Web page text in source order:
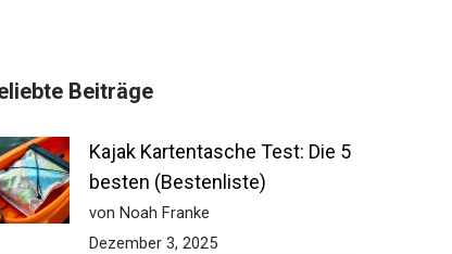
Beiträge
Kajak Kartentasche Test: Die
5 besten (Bestenliste)
von Noah Franke
Dezember 3, 2025